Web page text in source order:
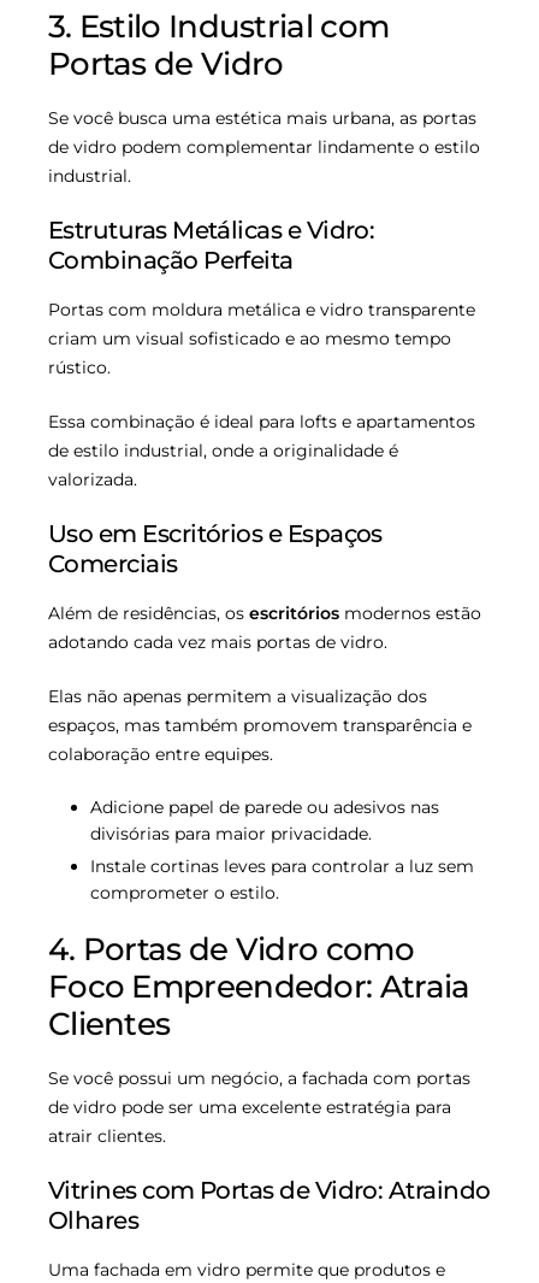
3. Estilo Industrial com
Portas de Vidro
Se você busca uma estética mais urbana, as portas
de vidro podem complementar lindamente o estilo
industrial.
Estruturas Metálicas e Vidro:
Combinação Perfeita
Portas com moldura metálica e vidro transparente
criam um visual sofisticado e ao mesmo tempo
rústico.
Essa combinação é ideal para lofts e apartamentos
de estilo industrial, onde a originalidade é
valorizada.
Uso em Escritórios e Espaços
Comerciais
Além de residências, os escritórios modernos estão
adotando cada vez mais portas de vidro.
Elas não apenas permitem a visualização dos
espaços, mas também promovem transparência e
colaboração entre equipes.
Adicione papel de parede ou adesivos nas
divisórias para maior privacidade.
Instale cortinas leves para controlar a luz sem
comprometer o estilo.
4. Portas de Vidro como
Foco Empreendedor: Atraia
Clientes
Se você possui um negócio, a fachada com portas
de vidro pode ser uma excelente estratégia para
atrair clientes.
Vitrines com Portas de Vidro: Atraindo
Olhares
Uma fachada em vidro permite que produtos e